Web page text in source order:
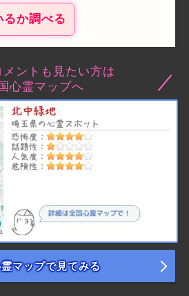
るか調べる
ントも見たい方は
心霊マップへ
マップで見てみる